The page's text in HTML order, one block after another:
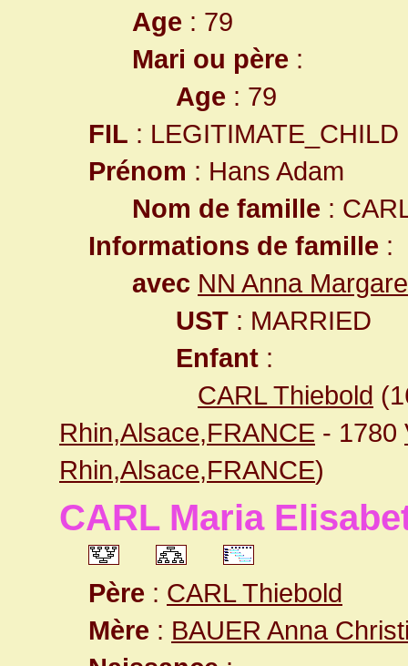
Age : 79
Mari ou père :
Age : 79
FIL : LEGITIMATE_CHILD
Prénom : Hans Adam
Nom de famille :
Informations de famille :
avec NN Anna
UST : MARRIED
Enfant :
CARL Thiebold
Rhin,Alsace,FRANCE - 1780
Rhin,Alsace,FRANCE)
CARL Maria
Père : CARL Thiebold
Mère : BAUER Anna